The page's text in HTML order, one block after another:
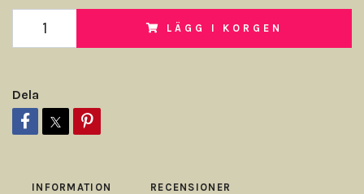
LÄGG I KORGEN
Dela
INFORMATION RECENSIONER